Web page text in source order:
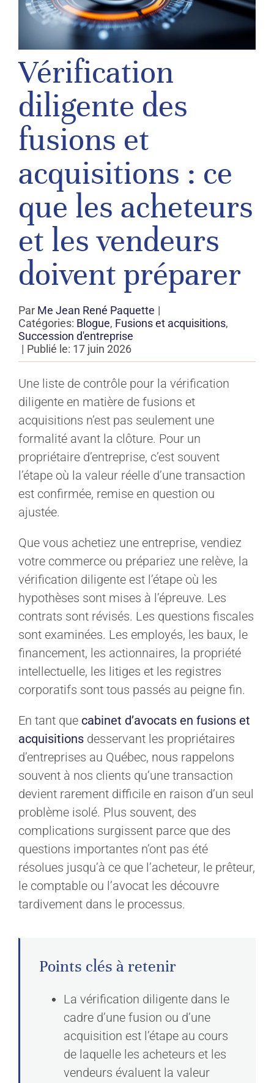
Vérification
diligente des
fusions et
acquisitions : ce
que les acheteurs
et les vendeurs
doivent préparer
Par Me Jean René Paquette |
Catégories: Blogue, Fusions et acquisitions,
Succession d'entreprise
| Publié le: 17 juin 2026
Une liste de contrôle pour la vérification
diligente en matière de fusions et
acquisitions n’est pas seulement une
formalité avant la clôture. Pour un
propriétaire d’entreprise, c’est souvent
l’étape où la valeur réelle d’une transaction
est confirmée, remise en question ou
ajustée.
Que vous achetiez une entreprise, vendiez
votre commerce ou prépariez une relève, la
vérification diligente est l’étape où les
hypothèses sont mises à l’épreuve. Les
contrats sont révisés. Les questions fiscales
sont examinées. Les employés, les baux, le
financement, les actionnaires, la propriété
intellectuelle, les litiges et les registres
corporatifs sont tous passés au peigne fin.
En tant que cabinet d’avocats en fusions et
acquisitions desservant les propriétaires
d’entreprises au Québec, nous rappelons
souvent à nos clients qu’une transaction
devient rarement difficile en raison d’un seul
problème isolé. Plus souvent, des
complications surgissent parce que des
questions importantes n’ont pas été
résolues jusqu’à ce que l’acheteur, le prêteur,
le comptable ou l’avocat les découvre
tardivement dans le processus.
Points clés à retenir
La vérification diligente dans le
cadre d’une fusion ou d’une
acquisition est l’étape au cours
de laquelle les acheteurs et les
vendeurs évaluent la valeur